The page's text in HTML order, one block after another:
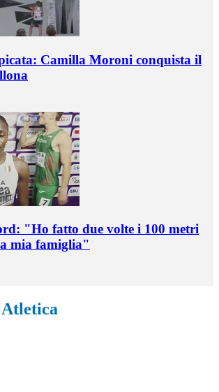
Camilla Moroni conquista il
"Ho fatto due volte i 100 metri
mia famiglia"